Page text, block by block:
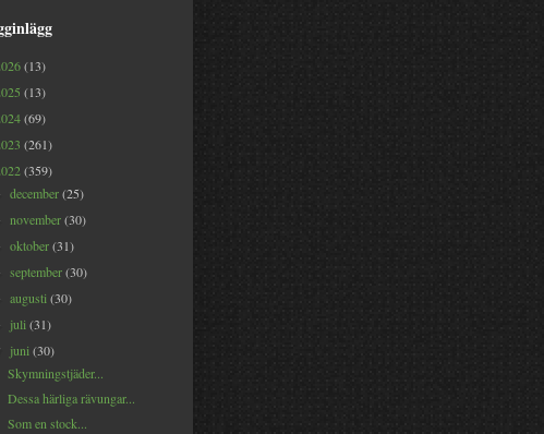
(13)
(13)
(69)
(261)
(359)
december(25)
november(30)
oktober(31)
september(30)
augusti(30)
juli(31)
juni(30)
Skymningstjäder...
Dessa härliga rävungar...
Som en stock...